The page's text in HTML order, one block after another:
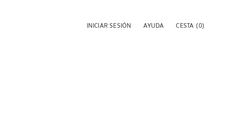
INICIAR SESIÓN AYUDA CESTA (0)